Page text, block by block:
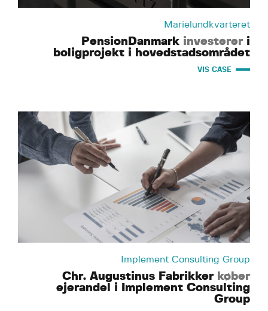
Marielundkvarteret
PensionDanmark investereri
boligprojekt i hovedstadsområdet
VIS CASE
Implement Consulting Group
Chr. Augustinus Fabrikker køber
ejerandel i Implement Consulting
Group